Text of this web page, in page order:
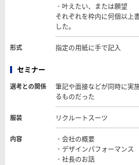
・叶えたい、または願望
それぞれを枠内に何個以上
した。
形式 指定の用紙に手で記入
セミナー
選考との関係
筆記や面接などが同時に実
るものだった
服装 リクルートスーツ
内容
・会社の概要
・デザインパフォーマンス
・社長のお話